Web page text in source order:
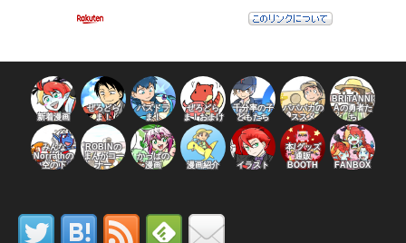
新着漫画
ぜろどら
ま！
パズドラ
ま！
ぜろどら
ま！おまけ
千分率の子
どもたち
パパバカの
ススメ
BRITANNI
Aの勇者た
ち
みんな
Norrathの
空の下
ROBINの
まんがコー
ナー
かっぱの
漫画
漫画紹介 イラスト
本/グッズ
通販
BOOTH
FANBOX